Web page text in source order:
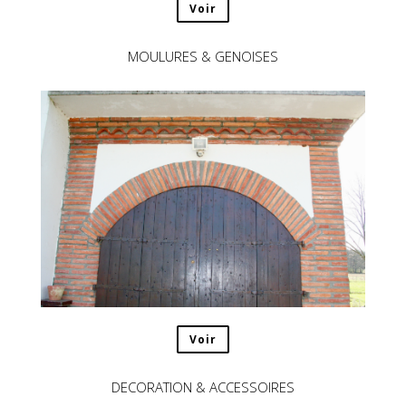
Voir
MOULURES & GENOISES
Voir
DECORATION & ACCESSOIRES